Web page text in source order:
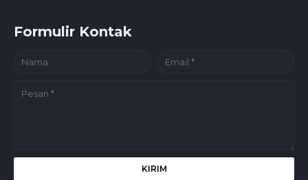
Formulir Kontak